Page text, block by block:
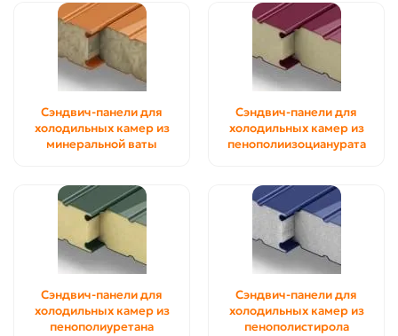
Сэндвич-панели для
холодильных камер из
минеральной ваты
Сэндвич-панели для
холодильных камер из
пенополиизоцианурата
Сэндвич-панели для
холодильных камер из
пенополиуретана
Сэндвич-панели для
холодильных камер из
пенополистирола